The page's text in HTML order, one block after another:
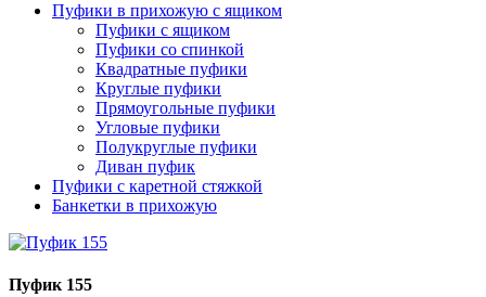
Пуфики в прихожую с ящиком
Пуфики с ящиком
Пуфики со спинкой
Квадратные пуфики
Круглые пуфики
Прямоугольные пуфики
Угловые пуфики
Полукруглые пуфики
Диван пуфик
Пуфики с каретной стяжкой
Банкетки в прихожую
Пуфик 155